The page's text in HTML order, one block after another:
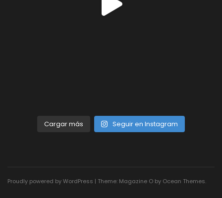
Cargar más Seguir en Instagram
Proudly powered by WordPress | Theme: Magazine O by Ocean Themes.